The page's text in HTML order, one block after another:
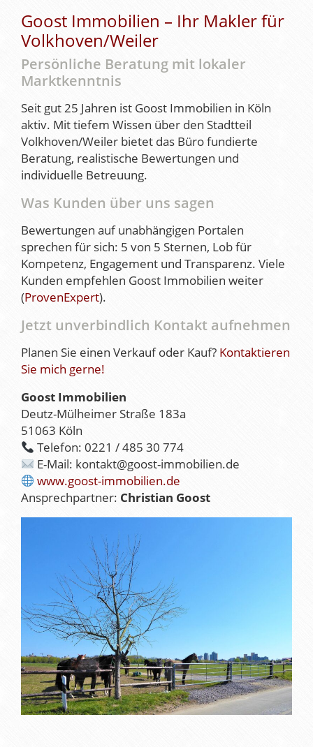
Goost Immobilien – Ihr Makler für
Volkhoven/Weiler
Persönliche Beratung mit lokaler
Marktkenntnis
Seit gut 25 Jahren ist Goost Immobilien in Köln
aktiv. Mit tiefem Wissen über den Stadtteil
Volkhoven/Weiler bietet das Büro fundierte
Beratung, realistische Bewertungen und
individuelle Betreuung.
Was Kunden über uns sagen
Bewertungen auf unabhängigen Portalen
sprechen für sich: 5 von 5 Sternen, Lob für
Kompetenz, Engagement und Transparenz. Viele
Kunden empfehlen Goost Immobilien weiter
(ProvenExpert).
Jetzt unverbindlich Kontakt aufnehmen
Planen Sie einen Verkauf oder Kauf? Kontaktieren
Sie mich gerne!
Goost Immobilien
Deutz-Mülheimer Straße 183a
51063 Köln
Telefon: 0221 / 485 30 774
E-Mail: kontakt@goost-immobilien.de
www.goost-immobilien.de
Ansprechpartner: Christian Goost